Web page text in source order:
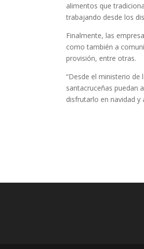
alimentos que
trabajando desde los
Finalmente, las
como también a
provisión, entre otras.
“Desde el ministerio
santacruceñas puedan
disfrutarlo en navidad y